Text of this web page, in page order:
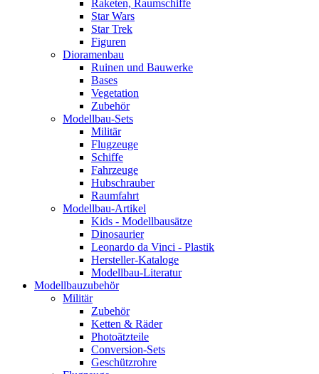
Raketen, Raumschiffe
Star Wars
Star Trek
Figuren
Dioramenbau
Ruinen und Bauwerke
Bases
Vegetation
Zubehör
Modellbau-Sets
Militär
Flugzeuge
Schiffe
Fahrzeuge
Hubschrauber
Raumfahrt
Modellbau-Artikel
Kids - Modellbausätze
Dinosaurier
Leonardo da Vinci - Plastik
Hersteller-Kataloge
Modellbau-Literatur
Modellbauzubehör
Militär
Zubehör
Ketten & Räder
Photoätzteile
Conversion-Sets
Geschützrohre